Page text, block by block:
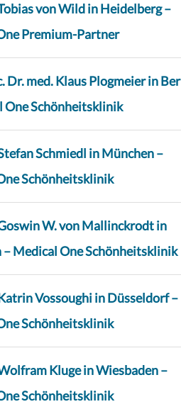
von Wild in Heidelberg –
Premium-Partner
Dr. med. Klaus Plogmeier in
One Schönheitsklinik
Schmiedl in München –
Schönheitsklinik
W. von Mallinckrodt in
– Medical One Schönheitsklinik
Vossoughi in Düsseldorf –
Schönheitsklinik
Kluge in Wiesbaden –
Schönheitsklinik